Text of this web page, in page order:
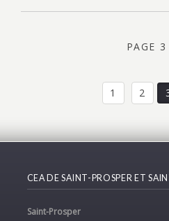
PAGE
1 2
CEA DE SAINT-PROSPER ET
Saint-Prosper